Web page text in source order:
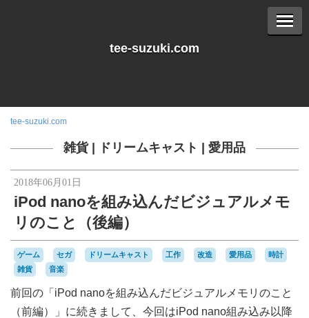
tee-suzuki.com
tee-suzuki.com
雑貨| ドリームキャスト 愛用品
2018年06月01日
iPod nanoを組み込んだビジュアルメモ
リのこと（後編）
ゲーム セガ ドリームキャスト 工作 改造 愛用品
時計
雑貨
音楽
前回の「iPod nanoを組み込んだビジュアルメモリのこと
（前編）」に続きまして、今回はiPod nano組み込み以降